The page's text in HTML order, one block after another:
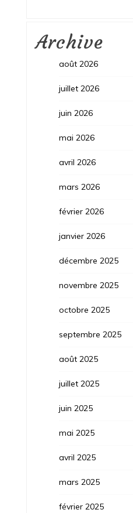
Archive
août 2026
juillet 2026
juin 2026
mai 2026
avril 2026
mars 2026
février 2026
janvier 2026
décembre 2025
novembre 2025
octobre 2025
septembre 2025
août 2025
juillet 2025
juin 2025
mai 2025
avril 2025
mars 2025
février 2025